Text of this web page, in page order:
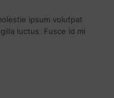
ipsum volutpat
luctus. Fusce id mi